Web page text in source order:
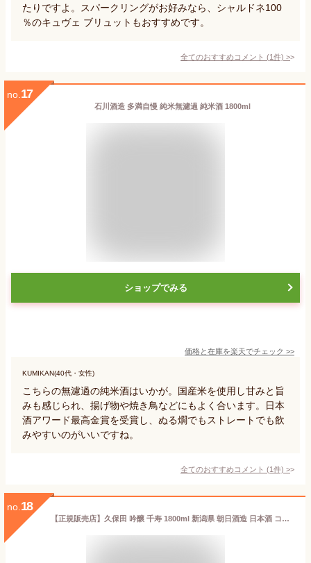
たりですよ。スパークリングがお好みなら、シャルドネ100
％のキュヴェ ブリュットもおすすめです。
全てのおすすめコメント (1件) >
no. 17
石川酒造 多満自慢 純米無濾過 純米酒 1800ml
ショップでみる
価格と在庫を楽天でチェック >>
KUMIKAN(40代・女性)
こちらの無濾過の純米酒はいかが。国産米を使用し甘みと旨
みも感じられ、揚げ物や焼き鳥などにもよく合います。日本
酒アワード最高金賞を受賞し、ぬる燗でもストレートでも飲
みやすいのがいいですね。
全てのおすすめコメント (1件) >
no. 18
【正規販売店】久保田 吟醸 千寿 1800ml 新潟県 朝日酒造 日本酒 コンビニ受取対応商品 お酒 お年賀 ギフト プレゼント